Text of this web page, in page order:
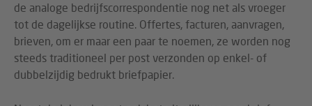
de analoge bedrijfscorrespondentie nog net als vroeger
tot de dagelijkse routine. Offertes, facturen, aanvragen,
brieven, om er maar een paar te noemen, ze worden nog
steeds traditioneel per post verzonden op enkel- of
dubbelzijdig bedrukt briefpapier.